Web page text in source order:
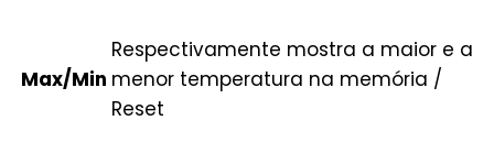
Max/Min
Respectivamente mostra a maior e a
menor temperatura na memória /
Reset